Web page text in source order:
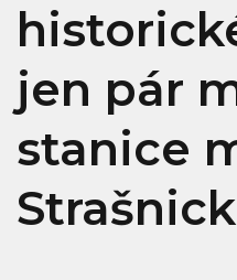
jen pár
stanice